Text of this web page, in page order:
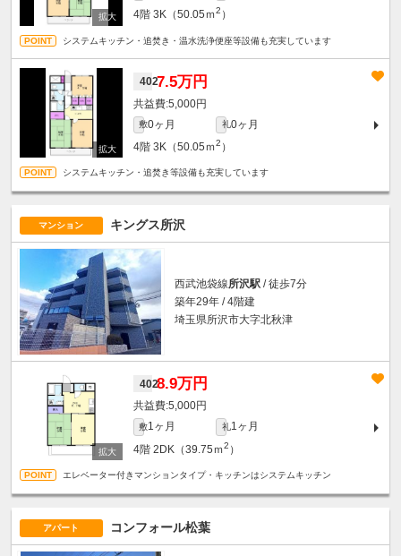
4階 3K（50.05ｍ2 ）
システムキッチン・追焚き・温水洗浄便座等設備も充実しています
4027.5万円
5,000円
敷0ヶ月 礼0ヶ月
4階 3K（50.05ｍ2 ）
システムキッチン・追焚き等設備も充実しています
マンション キングス所沢
西武池袋線所沢駅 / 徒歩7分
築年29年 / 4階建
埼玉県所沢市大字北秋津
4028.9万円
5,000円
敷1ヶ月 礼1ヶ月
4階 2DK（39.75ｍ2 ）
エレベーター付きマンションタイプ・キッチンはシステムキッチン
アパート コンフォール松葉